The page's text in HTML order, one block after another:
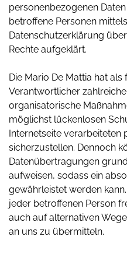
personenbezogenen
betroffene Personen
Datenschutzerklärung
Rechte aufgeklärt.
Die Mario De Mattia hat
Verantwortlicher
organisatorische
möglichst lückenlosen
Internetseite verarbeiteten
sicherzustellen. Dennoch
Datenübertragungen
aufweisen, sodass ein
gewährleistet werden
jeder betroffenen Person
auch auf alternativen
an uns zu übermitteln.